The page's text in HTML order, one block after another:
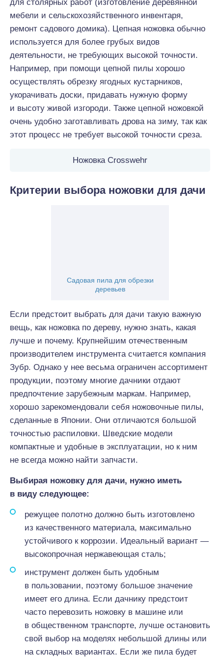
для столярных работ (изготовление деревянной
мебели и сельскохозяйственного инвентаря,
ремонт садового домика). Цепная ножовка обычно
используется для более грубых видов
деятельности, не требующих высокой точности.
Например, при помощи цепной пилы хорошо
осуществлять обрезку ягодных кустарников,
укорачивать доски, придавать нужную форму
и высоту живой изгороди. Также цепной ножовкой
очень удобно заготавливать дрова на зиму, так как
этот процесс не требует высокой точности среза.
Ножовка Crosswehr
Критерии выбора ножовки для дачи
Садовая пила для обрезки
деревьев
Если предстоит выбрать для дачи такую важную
вещь, как ножовка по дереву, нужно знать, какая
лучше и почему. Крупнейшим отечественным
производителем инструмента считается компания
Зубр. Однако у нее весьма ограничен ассортимент
продукции, поэтому многие дачники отдают
предпочтение зарубежным маркам. Например,
хорошо зарекомендовали себя ножовочные пилы,
сделанные в Японии. Они отличаются большой
точностью распиловки. Шведские модели
компактные и удобные в эксплуатации, но к ним
не всегда можно найти запчасти.
Выбирая ножовку для дачи, нужно иметь
в виду следующее:
режущее полотно должно быть изготовлено
из качественного материала, максимально
устойчивого к коррозии. Идеальный вариант —
высокопрочная нержавеющая сталь;
инструмент должен быть удобным
в пользовании, поэтому большое значение
имеет его длина. Если дачнику предстоит
часто перевозить ножовку в машине или
в общественном транспорте, лучше остановить
свой выбор на моделях небольшой длины или
на складных вариантах. Если же пила будет